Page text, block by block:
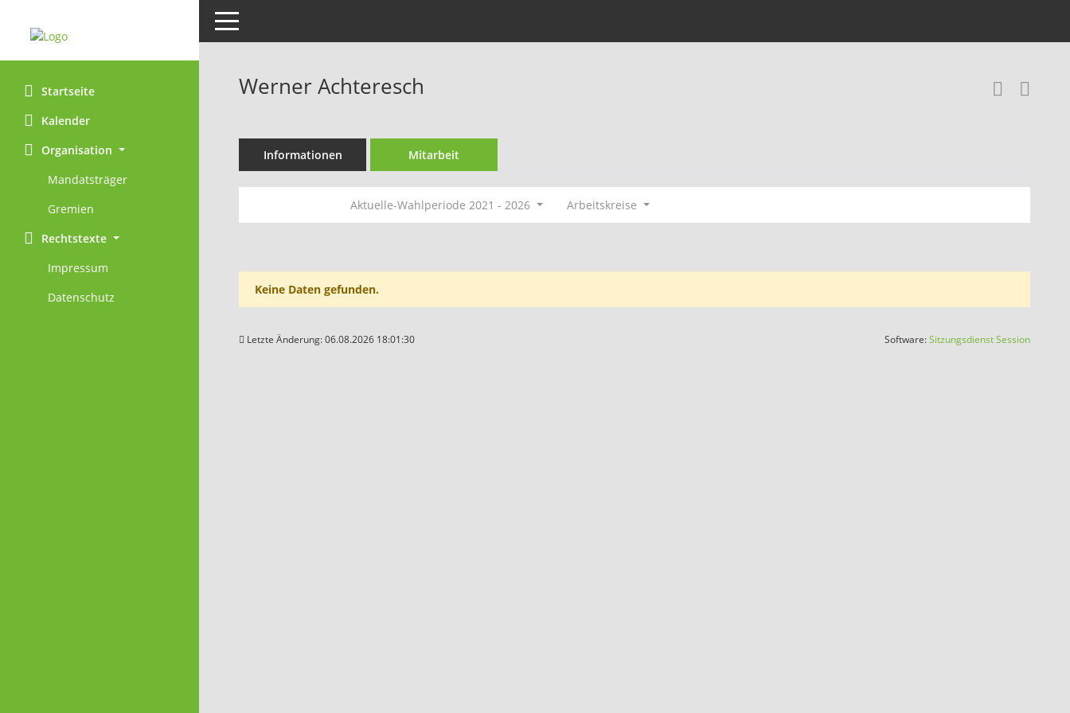
Startseite
Kalender
Organisation
Mandatsträger
Gremien
Rechtstexte
Impressum
Datenschutz
Toggle navigation
Werner Achteresch
Informationen Mitarbeit
Aktuelle-Wahlperiode 2021 - 2026 Arbeitskreise
Keine Daten gefunden.
Letzte Änderung: 06.08.2026 18:01:30 Software:SitzungsdienstSession(Wird in